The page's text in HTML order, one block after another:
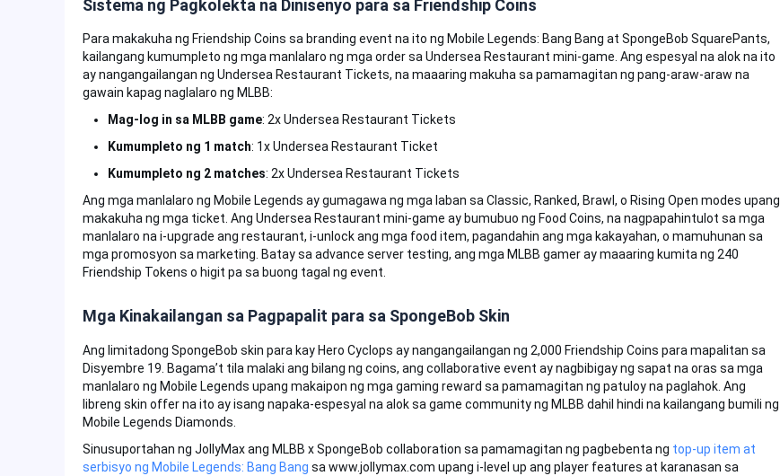
Sistema ng Pagkolekta na Dinisenyo para sa Friendship Coins
Para makakuha ng Friendship Coins sa branding event na ito ng Mobile Legends: Bang Bang at SpongeBob SquarePants,
kailangang kumumpleto ng mga manlalaro ng mga order sa Undersea Restaurant mini-game. Ang espesyal na alok na ito
ay nangangailangan ng Undersea Restaurant Tickets, na maaaring makuha sa pamamagitan ng pang-araw-araw na
gawain kapag naglalaro ng MLBB:
Mag-log in sa MLBB game: 2x Undersea Restaurant Tickets
Kumumpleto ng 1 match: 1x Undersea Restaurant Ticket
Kumumpleto ng 2 matches: 2x Undersea Restaurant Tickets
Ang mga manlalaro ng Mobile Legends ay gumagawa ng mga laban sa Classic, Ranked, Brawl, o Rising Open modes upang
makakuha ng mga ticket. Ang Undersea Restaurant mini-game ay bumubuo ng Food Coins, na nagpapahintulot sa mga
manlalaro na i-upgrade ang restaurant, i-unlock ang mga food item, pagandahin ang mga kakayahan, o mamuhunan sa
mga promosyon sa marketing. Batay sa advance server testing, ang mga MLBB gamer ay maaaring kumita ng 240
Friendship Tokens o higit pa sa buong tagal ng event.
Mga Kinakailangan sa Pagpapalit para sa SpongeBob Skin
Ang limitadong SpongeBob skin para kay Hero Cyclops ay nangangailangan ng 2,000 Friendship Coins para mapalitan sa
Disyembre 19. Bagama’t tila malaki ang bilang ng coins, ang collaborative event ay nagbibigay ng sapat na oras sa mga
manlalaro ng Mobile Legends upang makaipon ng mga gaming reward sa pamamagitan ng patuloy na paglahok. Ang
libreng skin offer na ito ay isang napaka-espesyal na alok sa game community ng MLBB dahil hindi na kailangang bumili ng
Mobile Legends Diamonds.
Sinusuportahan ng JollyMax ang MLBB x SpongeBob collaboration sa pamamagitan ng pagbebenta ng top-up item at
serbisyo ng Mobile Legends: Bang Bang sa www.jollymax.com upang i-level up ang player features at karanasan sa